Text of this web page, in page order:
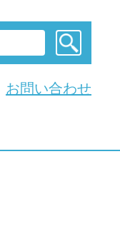
お問い合わせ